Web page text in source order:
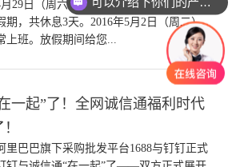
29日（周六）至2016年5月2日（周一）
期，共休息3天。2016年5月2日（周二）
上班。放假期间给您...
一起”了！全网诚信通福利时代
里巴巴旗下采购批发平台1688与钉钉正式